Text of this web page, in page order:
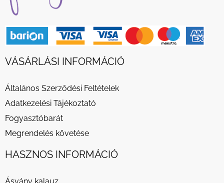
VÁSÁRLÁSI INFORMÁCIÓ
Általános Szerződési Feltételek
Adatkezelési Tájékoztató
Fogyasztóbarát
Megrendelés követése
HASZNOS INFORMÁCIÓ
Ásvány kalauz